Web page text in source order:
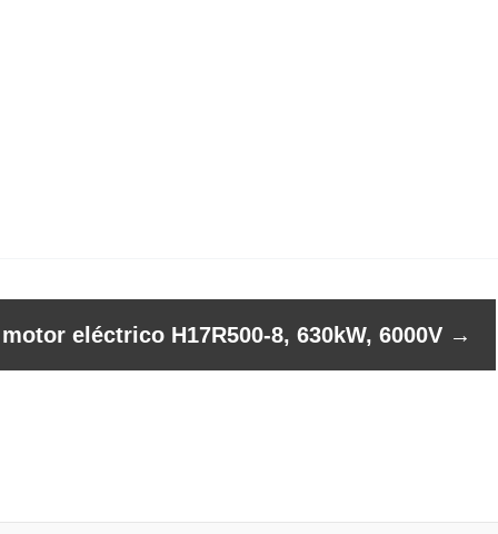
eléctrico H17R500-8, 630kW, 6000V →